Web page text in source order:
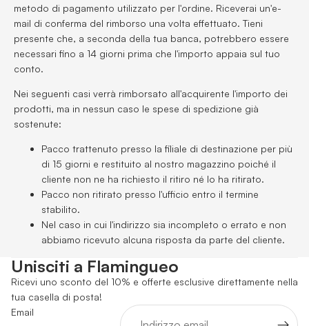
metodo di pagamento utilizzato per l'ordine. Riceverai un'e-
mail di conferma del rimborso una volta effettuato. Tieni
presente che, a seconda della tua banca, potrebbero essere
necessari fino a 14 giorni prima che l'importo appaia sul tuo
conto.
Nei seguenti casi verrà rimborsato all'acquirente l'importo dei
prodotti, ma in nessun caso le spese di spedizione già
sostenute:
Pacco trattenuto presso la filiale di destinazione per più
di 15 giorni e restituito al nostro magazzino poiché il
cliente non ne ha richiesto il ritiro né lo ha ritirato.
Pacco non ritirato presso l'ufficio entro il termine
stabilito.
Nel caso in cui l'indirizzo sia incompleto o errato e non
abbiamo ricevuto alcuna risposta da parte del cliente.
Unisciti a Flamingueo
Ricevi uno sconto del 10% e offerte esclusive direttamente nella
tua casella di posta!
Email